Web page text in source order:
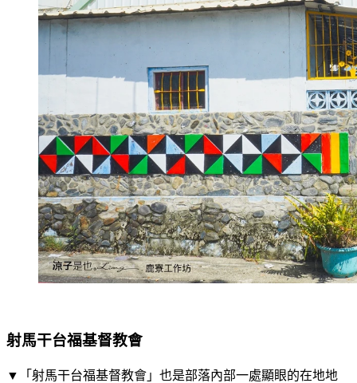
射馬干台福基督教會
▼「射馬干台福基督教會」也是部落內部一處顯眼的在地地